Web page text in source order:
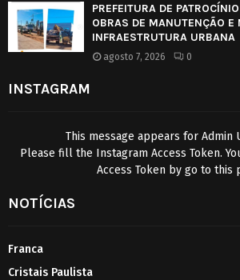
PREFEITURA DE
OBRAS DE MANUTENÇÃO E
INFRAESTRUTURA URBANA
agosto 7, 2026 0
INSTAGRAM
This message appears for Admin
Please fill the Instagram Access Token.
Access Token by go to this
NOTÍCIAS
Franca
Cristais Paulista